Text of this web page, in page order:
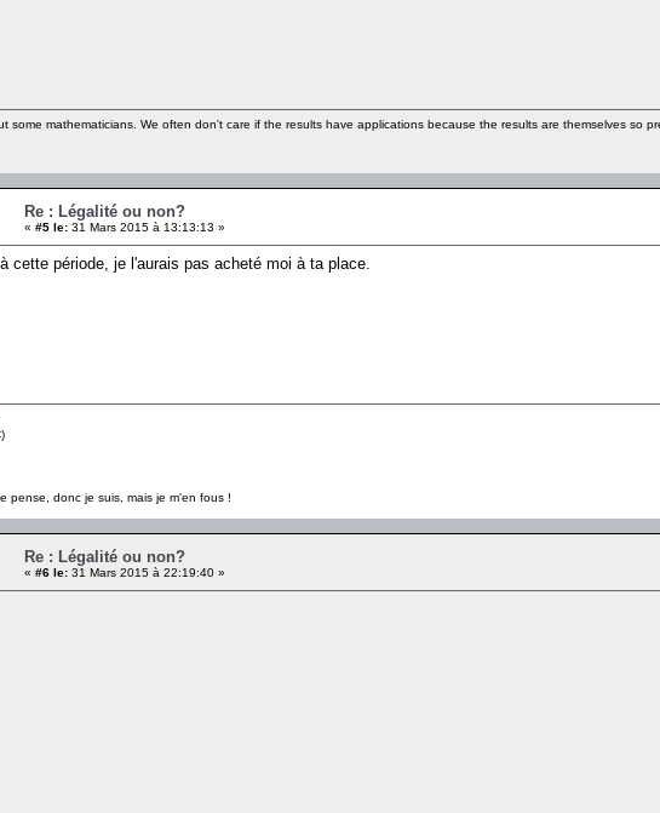
some mathematicians. We often don't care if the results have applications because the results are themselves so
Re : Légalité ou non?
« #5 le: 31 Mars 2015 à 13:13:13 »
cette période, je l'aurais pas acheté moi à ta place.
pense, donc je suis, mais je m'en fous !
Re : Légalité ou non?
« #6 le: 31 Mars 2015 à 22:19:40 »